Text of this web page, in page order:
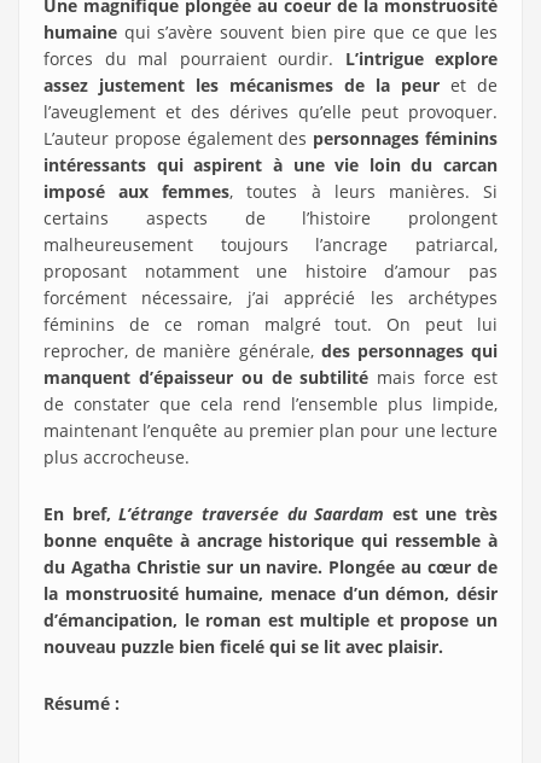
Une magnifique plongée au coeur de la monstruosité
humaine qui s’avère souvent bien pire que ce que les
forces du mal pourraient ourdir. L’intrigue explore
assez justement les mécanismes de la peur et de
l’aveuglement et des dérives qu’elle peut provoquer.
L’auteur propose également des personnages féminins
intéressants qui aspirent à une vie loin du carcan
imposé aux femmes, toutes à leurs manières. Si
certains aspects de l’histoire prolongent
malheureusement toujours l’ancrage patriarcal,
proposant notamment une histoire d’amour pas
forcément nécessaire, j’ai apprécié les archétypes
féminins de ce roman malgré tout. On peut lui
reprocher, de manière générale, des personnages qui
manquent d’épaisseur ou de subtilité mais force est
de constater que cela rend l’ensemble plus limpide,
maintenant l’enquête au premier plan pour une lecture
plus accrocheuse.
En bref,L’étrange traversée du Saardam est une très
bonne enquête à ancrage historique qui ressemble à
du Agatha Christie sur un navire. Plongée au cœur de
la monstruosité humaine, menace d’un démon, désir
d’émancipation, le roman est multiple et propose un
nouveau puzzle bien ficelé qui se lit avec plaisir.
Résumé :